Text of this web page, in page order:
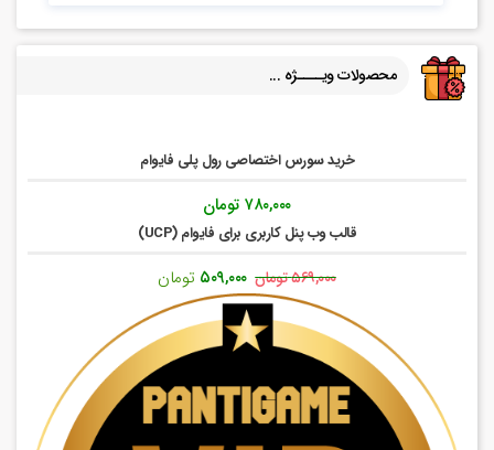
محصولات ویــــژه ...
خرید سورس اختصاصی رول پلی فایوام
۷۸۰,۰۰۰ تومان
قالب وب پنل کاربری برای فایوام (UCP)
۵۶۹,۰۰۰تومان قیمت
اصلی:
۵۶۹,۰۰۰ تومان
بود.
۵۰۹,۰۰۰ تومانقیمت
۵۰۹,۰۰۰ تومان.